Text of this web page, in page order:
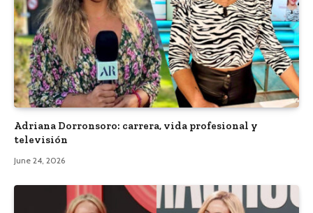
Adriana Dorronsoro: carrera, vida profesional y
televisión
June 24, 2026